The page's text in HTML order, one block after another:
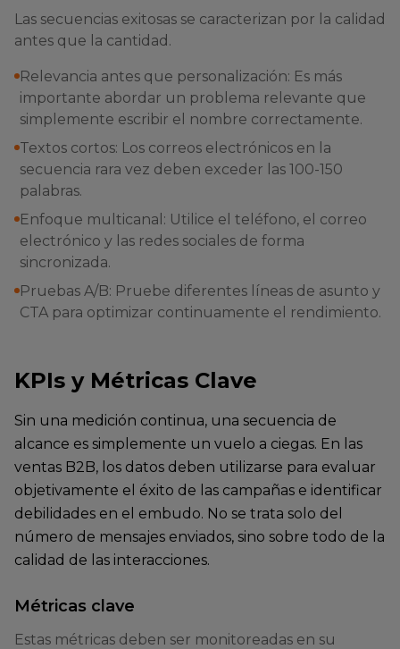
Las secuencias exitosas se caracterizan por la calidad
antes que la cantidad.
Relevancia antes que personalización: Es más
importante abordar un problema relevante que
simplemente escribir el nombre correctamente.
Textos cortos: Los correos electrónicos en la
secuencia rara vez deben exceder las 100-150
palabras.
Enfoque multicanal: Utilice el teléfono, el correo
electrónico y las redes sociales de forma
sincronizada.
Pruebas A/B: Pruebe diferentes líneas de asunto y
CTA para optimizar continuamente el rendimiento.
KPIs y Métricas Clave
Sin una medición continua, una secuencia de
alcance es simplemente un vuelo a ciegas. En las
ventas B2B, los datos deben utilizarse para evaluar
objetivamente el éxito de las campañas e identificar
debilidades en el embudo. No se trata solo del
número de mensajes enviados, sino sobre todo de la
calidad de las interacciones.
Métricas clave
Estas métricas deben ser monitoreadas en su